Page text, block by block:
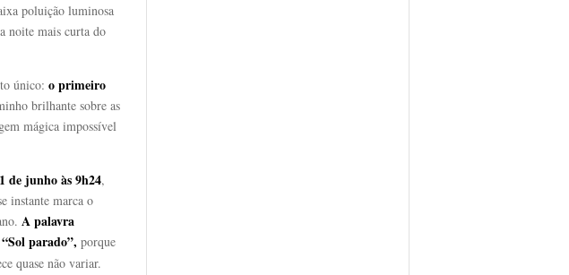
poluição luminosa
noite mais curta do
único: o primeiro
brilhante sobre as
mágica impossível
de junho às 9h24,
instante marca o
A palavra
parado”, porque
quase não variar.